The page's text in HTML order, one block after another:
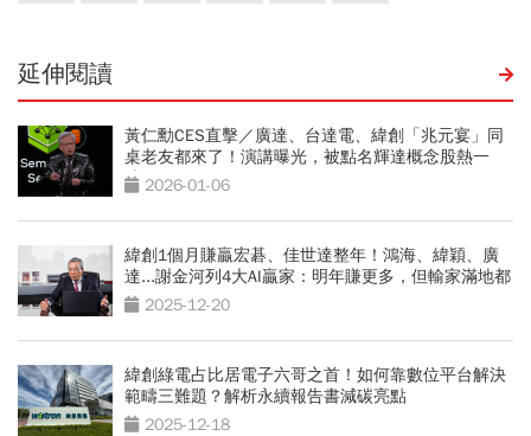
延伸閱讀
黃仁勳CES直擊／廣達、台達電、緯創「兆元宴」同
桌老友都來了！演講曝光，被點名輝達概念股熱一
波？2026-01-06
緯創1個月賺贏宏碁、佳世達整年！鴻海、緯穎、廣
達...謝金河列4大AI贏家：明年賺更多，但輸家滿地都
是 2025-12-20
緯創綠電占比居電子六哥之首！如何靠數位平台解決
範疇三難題？解析永續報告書減碳亮點
2025-12-18